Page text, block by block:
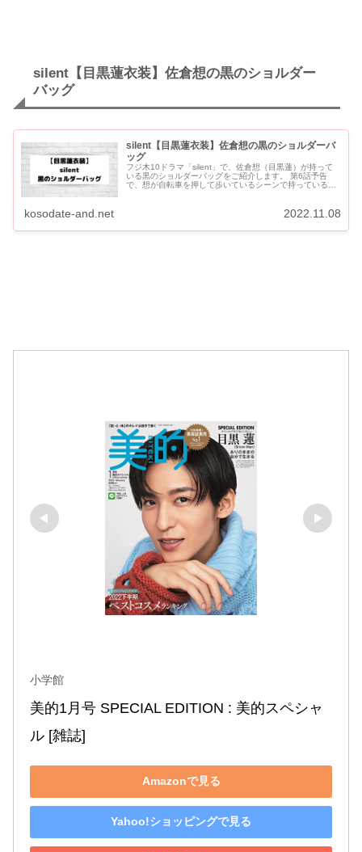
silent【目黒蓮衣装】佐倉想の黒のショルダー
バッグ
silent【目黒蓮衣装】佐倉想の黒のショルダーバ
ッグ
フジ木10ドラマ「silent」で、佐倉想（目黒蓮）が持って
いる黒のショルダーバッグをご紹介します。 第6話予告
で、想が自転車を押して歩いているシーンで持っているバ
kosodate-and.net 2022.11.08
小学館
美的1月号 SPECIAL EDITION : 美的スペシャ
ル [雑誌]
Amazonで見る
Yahoo!ショッピングで見る